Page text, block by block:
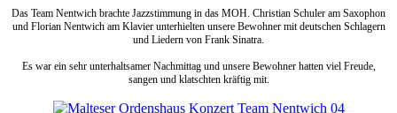
Das Team Nentwich brachte Jazzstimmung in das MOH. Christian Schuler am Saxophon
und Florian Nentwich am Klavier unterhielten unsere Bewohner mit deutschen Schlagern
und Liedern von Frank Sinatra.
Es war ein sehr unterhaltsamer Nachmittag und unsere Bewohner hatten viel Freude,
sangen und klatschten kräftig mit.